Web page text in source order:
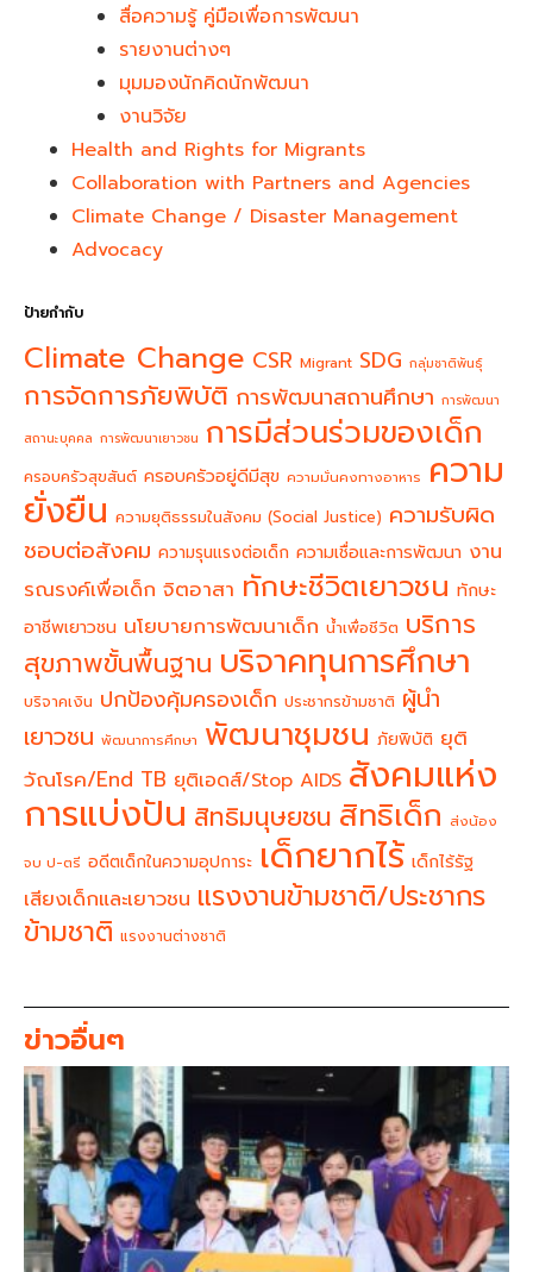
สื่อความรู้ คู่มือเพื่อการพัฒนา
รายงานต่างๆ
มุมมองนักคิดนักพัฒนา
งานวิจัย
Health and Rights for Migrants
Collaboration with Partners and Agencies
Climate Change / Disaster Management
Advocacy
ป้ายกำกับ
Climate Change CSR Migrant SDG กลุ่มชาติพันธุ์
การจัดการภัยพิบัติ การพัฒนาสถานศึกษา การพัฒนา
สถานะบุคคล การพัฒนาเยาวชน การมีส่วนร่วมของเด็ก
ครอบครัวสุขสันต์ ครอบครัวอยู่ดีมีสุข ความมั่นคงทางอาหาร ความ
ยั่งยืน ความยุติธรรมในสังคม (Social Justice) ความรับผิด
ชอบต่อสังคม ความรุนแรงต่อเด็ก ความเชื่อและการพัฒนา งาน
รณรงค์เพื่อเด็ก จิตอาสา ทักษะชีวิตเยาวชน ทักษะ
อาชีพเยาวชน นโยบายการพัฒนาเด็ก น้ำเพื่อชีวิต บริการ
สุขภาพขั้นพื้นฐาน บริจาคทุนการศึกษา
บริจาคเงิน ปกป้องคุ้มครองเด็ก ประชากรข้ามชาติ ผู้นำ
เยาวชน พัฒนาการศึกษา พัฒนาชุมชน ภัยพิบัติ ยุติ
วัณโรค/End TB ยุติเอดส์/Stop AIDS สังคมแห่ง
การแบ่งปัน สิทธิมนุษยชน สิทธิเด็ก ส่งน้อง
จบ ป-ตรี อดีตเด็กในความอุปการะ เด็กยากไร้ เด็กไร้รัฐ
เสียงเด็กและเยาวชน แรงงานข้ามชาติ/ประชากร
ข้ามชาติ แรงงานต่างชาติ
ข่าวอื่นๆ